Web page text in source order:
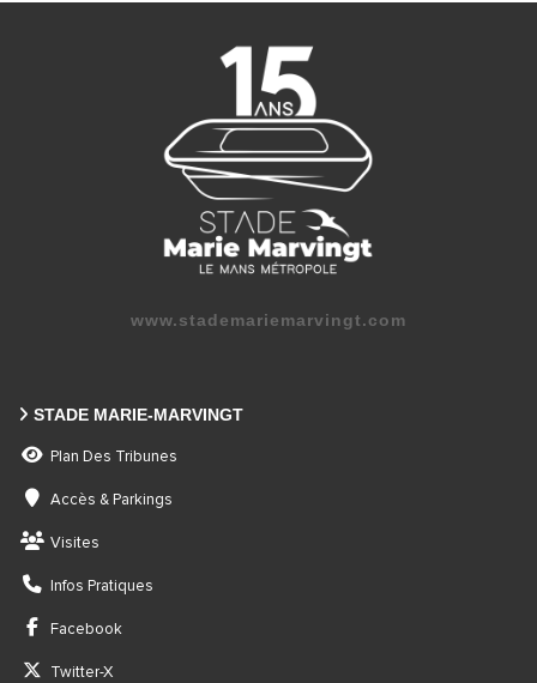
www.stademariemarvingt.com
STADE MARIE-MARVINGT
Plan Des Tribunes
Accès & Parkings
Visites
Infos Pratiques
Facebook
Twitter-X